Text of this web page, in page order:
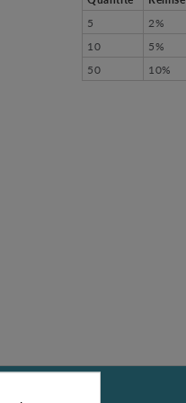
5
2%
10
5%
50
10%